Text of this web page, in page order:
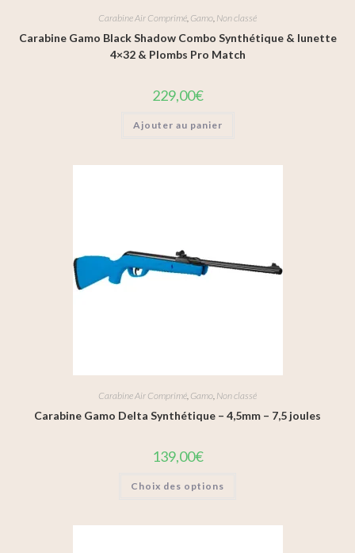
Carabine Air Comprimé, Gamo, Non classé
Carabine Gamo Black Shadow Combo Synthétique & lunette
4×32 & Plombs Pro Match
229,00€
Ajouter au panier
Carabine Air Comprimé Gamo Non classé
Carabine Gamo Delta Synthétique – 4,5mm – 7,5 joules
139,00€
Choix des options